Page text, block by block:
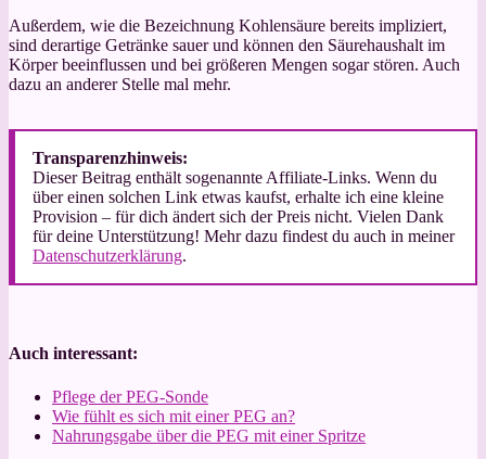
Außerdem, wie die Bezeichnung Kohlensäure bereits impliziert,
sind derartige Getränke sauer und können den Säurehaushalt im
Körper beeinflussen und bei größeren Mengen sogar stören. Auch
dazu an anderer Stelle mal mehr.
Transparenzhinweis:
Dieser Beitrag enthält sogenannte Affiliate-Links. Wenn du
über einen solchen Link etwas kaufst, erhalte ich eine kleine
Provision – für dich ändert sich der Preis nicht. Vielen Dank
für deine Unterstützung! Mehr dazu findest du auch in meiner
Datenschutzerklärung.
Auch interessant:
Pflege der PEG-Sonde
Wie fühlt es sich mit einer PEG an?
Nahrungsgabe über die PEG mit einer Spritze